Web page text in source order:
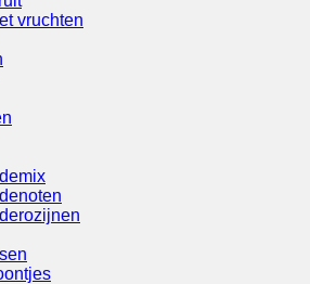
vruchten